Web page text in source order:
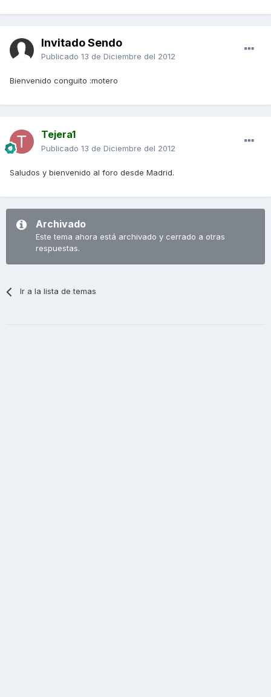
Invitado Sendo
Publicado 13 de Diciembre del 2012
Bienvenido conguito :motero
Tejera1
Publicado 13 de Diciembre del 2012
Saludos y bienvenido al foro desde Madrid.
Archivado
Este tema ahora está archivado y cerrado a otras
respuestas.
Ir a la lista de temas